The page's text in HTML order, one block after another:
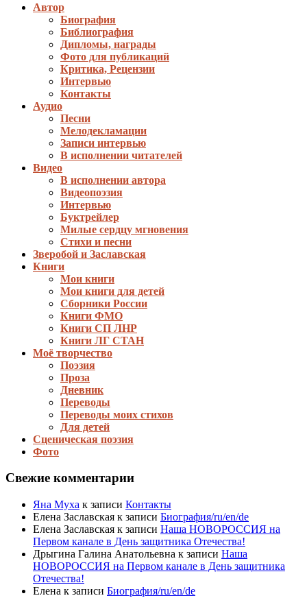
Автор
Биография
Библиография
Дипломы, награды
Фото для публикаций
Критика, Рецензии
Интервью
Контакты
Аудио
Песни
Мелодекламации
Записи интервью
В исполнении читателей
Видео
В исполнении автора
Видеопоэзия
Интервью
Буктрейлер
Милые сердцу мгновения
Стихи и песни
Зверобой и Заславская
Книги
Мои книги
Мои книги для детей
Сборники России
Книги ФМО
Книги СП ЛНР
Книги ЛГ СТАН
Моё творчество
Поэзия
Проза
Дневник
Переводы
Переводы моих стихов
Для детей
Сценическая поэзия
Фото
Свежие комментарии
Яна Муха к записи Контакты
Елена Заславская к записи Биография/ru/en/de
Елена Заславская к записи Наша НОВОРОССИЯ на
Первом канале в День защитника Отечества!
Дрыгина Галина Анатольевна к записи Наша
НОВОРОССИЯ на Первом канале в День защитника
Отечества!
Елена к записи Биография/ru/en/de